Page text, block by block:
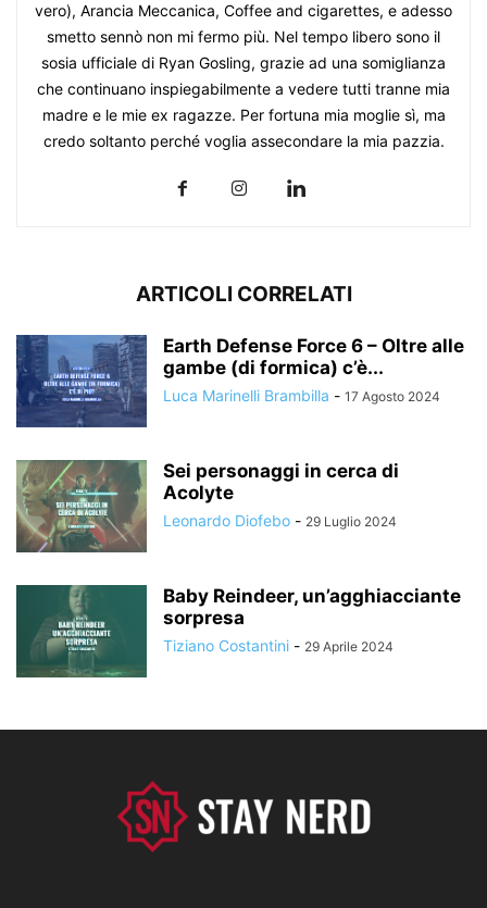
vero), Arancia Meccanica, Coffee and cigarettes, e adesso
smetto sennò non mi fermo più. Nel tempo libero sono il
sosia ufficiale di Ryan Gosling, grazie ad una somiglianza
che continuano inspiegabilmente a vedere tutti tranne mia
madre e le mie ex ragazze. Per fortuna mia moglie sì, ma
credo soltanto perché voglia assecondare la mia pazzia.
ARTICOLI CORRELATI
Earth Defense Force 6 – Oltre alle
gambe (di formica) c’è...
Luca Marinelli Brambilla - 17 Agosto 2024
Sei personaggi in cerca di
Acolyte
Leonardo Diofebo - 29 Luglio 2024
Baby Reindeer, un’agghiacciante
sorpresa
Tiziano Costantini - 29 Aprile 2024